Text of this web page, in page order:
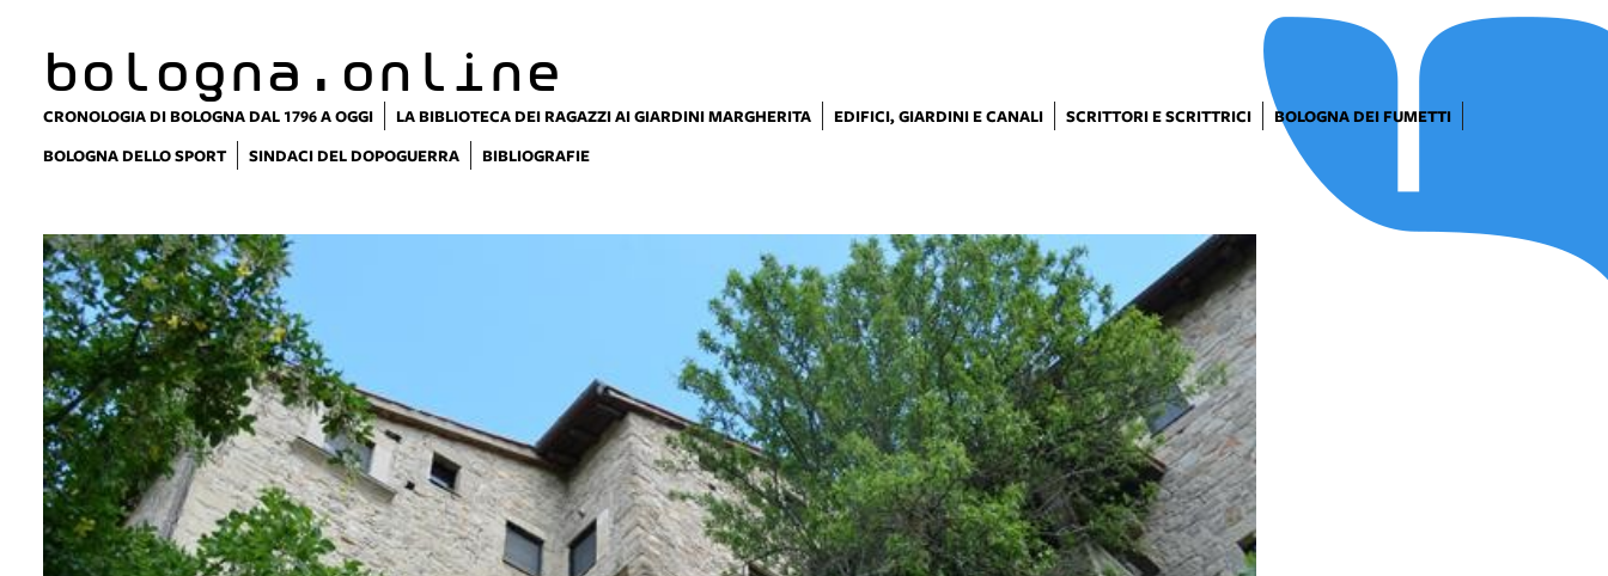
bologna.online
CRONOLOGIA DI BOLOGNA DAL 1796 A OGGI LA BIBLIOTECA DEI RAGAZZI AI GIARDINI MARGHERITA EDIFICI, GIARDINI E CANALI SCRITTORI E SCRITTRICI
BOLOGNA DEI FUMETTI
BOLOGNA DELLO SPORT
SINDACI DEL DOPOGUERRA BIBLIOGRAFIE